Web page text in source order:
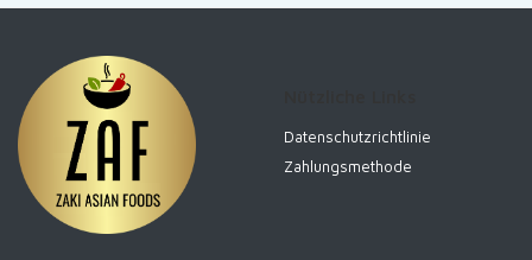
Datenschutzrichtlinie
Zahlungsmethode